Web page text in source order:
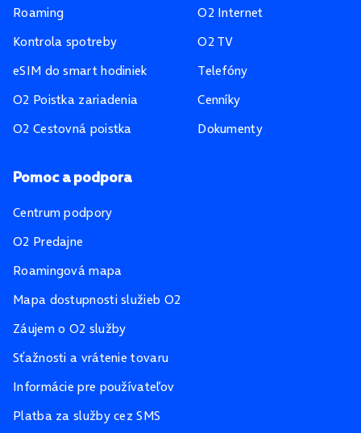
Roaming
Kontrola spotreby
eSIM do smart hodiniek
O2 Poistka zariadenia
O2 Cestovná poistka
O2 Internet
O2 TV
Telefóny
Cenníky
Dokumenty
Pomoc a podpora
Centrum podpory
O2 Predajne
Roamingová mapa
Mapa dostupnosti služieb O2
Záujem o O2 služby
Sťažnosti a vrátenie tovaru
Informácie pre používateľov
Platba za služby cez SMS